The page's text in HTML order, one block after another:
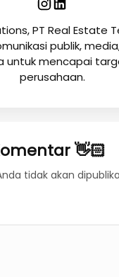
PT Real Estate
publik,
untuk mencapai
perusahaan.
👋🏻
tidak akan